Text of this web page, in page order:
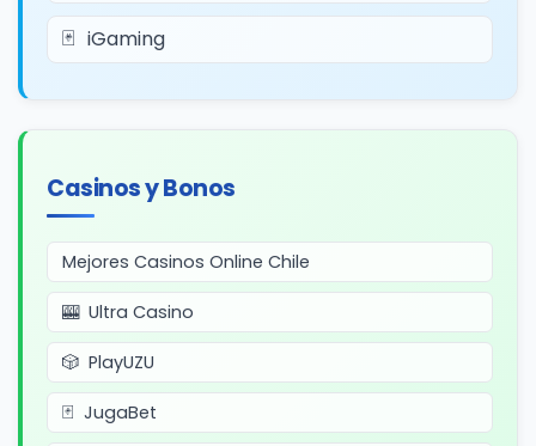
iGaming
Casinos y Bonos
Mejores Casinos Online Chile
Ultra Casino
PlayUZU
JugaBet